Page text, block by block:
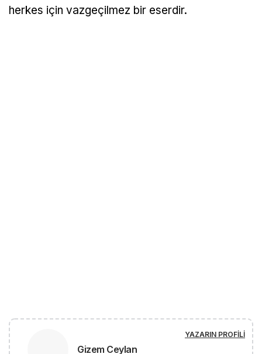
herkes için vazgeçilmez bir eserdir.
Gizem Ceylan
YAZARIN PROFILI